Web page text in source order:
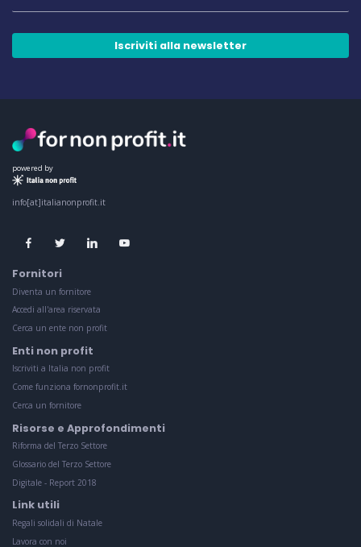
Iscriviti alla newsletter
powered by
info[at]italianonprofit.it
Fornitori
Diventa un fornitore
Accedi all'area riservata
Cerca un ente non profit
Enti non profit
Iscriviti a Italia non profit
Come funziona fornonprofit.it
Cerca un fornitore
Risorse e Approfondimenti
Riforma del Terzo Settore
Glossario del Terzo Settore
Digitale - Report 2018
Link utili
Regali solidali di Natale
Lavora con noi